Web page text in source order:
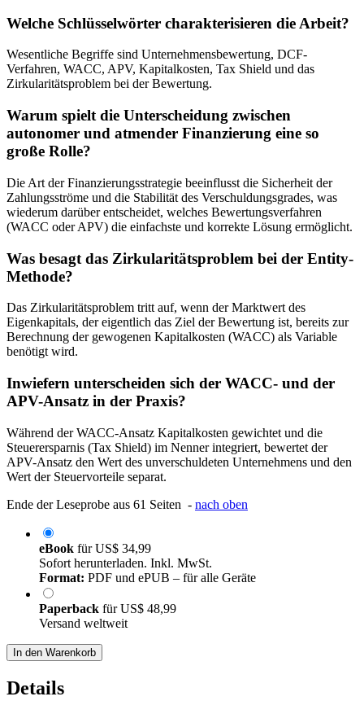
Welche Schlüsselwörter charakterisieren die Arbeit?
Wesentliche Begriffe sind Unternehmensbewertung, DCF-
Verfahren, WACC, APV, Kapitalkosten, Tax Shield und das
Zirkularitätsproblem bei der Bewertung.
Warum spielt die Unterscheidung zwischen
autonomer und atmender Finanzierung eine so
große Rolle?
Die Art der Finanzierungsstrategie beeinflusst die Sicherheit der
Zahlungsströme und die Stabilität des Verschuldungsgrades, was
wiederum darüber entscheidet, welches Bewertungsverfahren
(WACC oder APV) die einfachste und korrekte Lösung ermöglicht.
Was besagt das Zirkularitätsproblem bei der Entity-
Methode?
Das Zirkularitätsproblem tritt auf, wenn der Marktwert des
Eigenkapitals, der eigentlich das Ziel der Bewertung ist, bereits zur
Berechnung der gewogenen Kapitalkosten (WACC) als Variable
benötigt wird.
Inwiefern unterscheiden sich der WACC- und der
APV-Ansatz in der Praxis?
Während der WACC-Ansatz Kapitalkosten gewichtet und die
Steuerersparnis (Tax Shield) im Nenner integriert, bewertet der
APV-Ansatz den Wert des unverschuldeten Unternehmens und den
Wert der Steuervorteile separat.
Ende der Leseprobe aus 61 Seiten - nach oben
eBook fürUS$ 34,99
Sofort herunterladen. Inkl. MwSt.
Format: PDF und ePUB – für alle Geräte
Paperback fürUS$ 48,99
Versand weltweit
In den Warenkorb
Details